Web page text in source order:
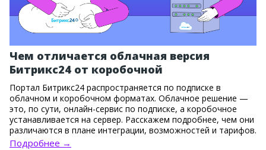
Чем отличается облачная версия
Битрикс24 от коробочной
Портал Битрикс24 распространяется по подписке в
облачном и коробочном форматах. Облачное решение —
это, по сути, онлайн-сервис по подписке, а коробочное
устанавливается на сервер. Расскажем подробнее, чем они
различаются в плане интеграции, возможностей и тарифов.
Подробнее →